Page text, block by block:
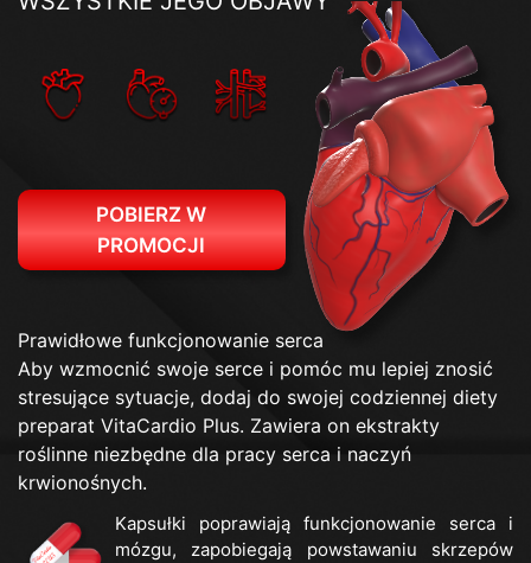
POBIERZ W
PROMOCJI
Prawidłowe funkcjonowanie serca
Aby wzmocnić swoje serce i pomóc mu lepiej znosić
stresujące sytuacje, dodaj do swojej codziennej diety
preparat VitaCardio Plus. Zawiera on ekstrakty
roślinne niezbędne dla pracy serca i naczyń
krwionośnych.
Kapsułki poprawiają funkcjonowanie serca i
mózgu, zapobiegają powstawaniu skrzepów